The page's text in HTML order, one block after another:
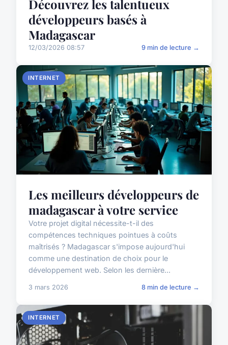
Découvrez les talentueux
développeurs basés à
Madagascar
12/03/2026 08:57 9 min de lecture →
INTERNET
Les meilleurs développeurs de
madagascar à votre service
Votre projet digital nécessite-t-il des
compétences techniques pointues à coûts
maîtrisés ? Madagascar s'impose aujourd'hui
comme une destination de choix pour le
développement web. Selon les dernière...
3 mars 2026 8 min de lecture →
INTERNET